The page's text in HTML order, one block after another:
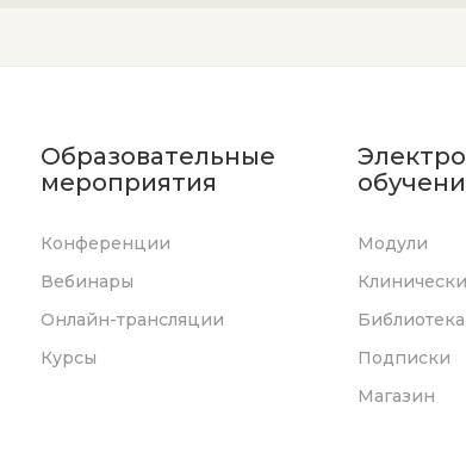
Образовательные
мероприятия
Конференции
Вебинары
Онлайн-трансляции
Курсы
Модули
Библиотека
Подписки
Магазин